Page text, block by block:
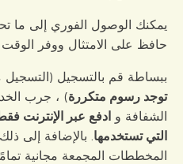
يمكنك الوصول الفوري إلى ما
حافظ على الامتثال ووفر الوقت
ببساطة قم بالتسجيل (التسجيل
توجد رسوم متكررة) ، جرب
الشفافة و ادفع عبر الإنترنت
التي تستخدمها . بالإضافة إلى
المخططات المجمعة مجانية